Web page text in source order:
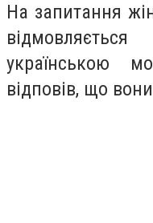
На запитання
українською
відповів, що